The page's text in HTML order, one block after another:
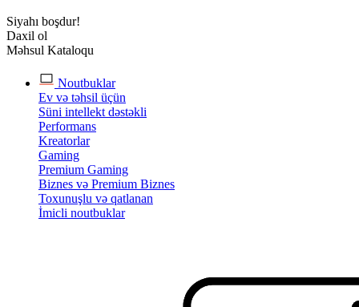
Siyahı boşdur!
Daxil ol
Məhsul Kataloqu
Noutbuklar
Ev və təhsil üçün
Süni intellekt dəstəkli
Performans
Kreatorlar
Gaming
Premium Gaming
Biznes və Premium Biznes
Toxunuşlu və qatlanan
İmicli noutbuklar